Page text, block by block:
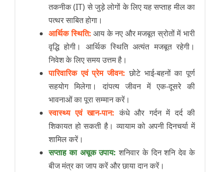
तकनीक (IT) से जुड़े लोगों के लिए यह सप्ताह मील का
पत्थर साबित होगा।
आर्थिक स्थिति: आय के नए और मजबूत स्रोतों में भारी
वृद्धि होगी। आर्थिक स्थिति अत्यंत मजबूत रहेगी।
निवेश के लिए समय उत्तम है।
पारिवारिक एवं प्रेम जीवन: छोटे भाई-बहनों का पूर्ण
सहयोग मिलेगा। दांपत्य जीवन में एक-दूसरे की
भावनाओं का पूरा सम्मान करें।
स्वास्थ्य एवं खान-पान: कंधे और गर्दन में दर्द की
शिकायत हो सकती है। व्यायाम को अपनी दिनचर्या में
शामिल करें।
सप्ताह का अचूक उपाय: शनिवार के दिन शनि देव के
बीज मंत्र का जाप करें और छाया दान करें।